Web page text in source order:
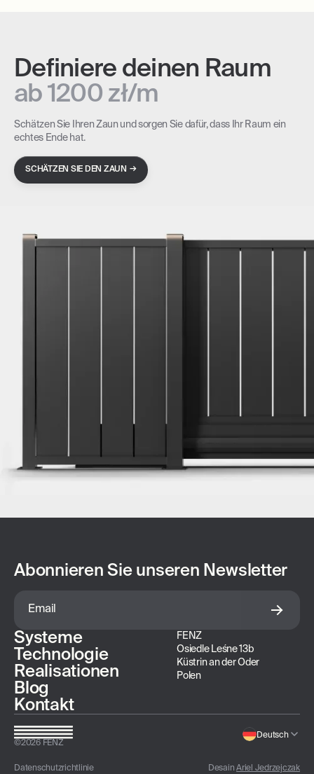
Definiere deinen Raum
ab 1200 zł/m
Schätzen Sie Ihren Zaun und sorgen Sie dafür, dass Ihr Raum ein
echtes Ende hat.
SCHÄTZEN SIE DEN ZAUN →
Systeme
Technologie
Realisationen
Blog
Kontakt
FENZ
Osiedle Leśne 13b
Küstrin an der Oder
Polen
Abonnieren Sie unseren Newsletter
©2026FENZ
Deutsch
Datenschutzrichtlinie DesainAriel Jedrzejczak